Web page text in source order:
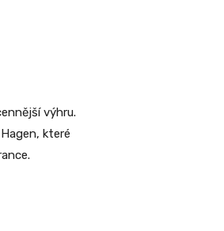
výhru.
které